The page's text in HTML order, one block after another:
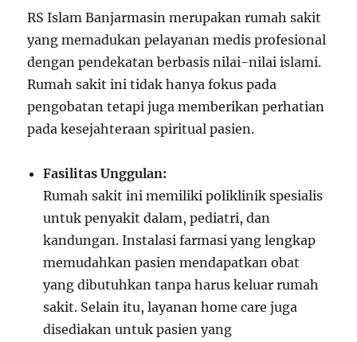
RS Islam Banjarmasin merupakan rumah sakit
yang memadukan pelayanan medis profesional
dengan pendekatan berbasis nilai-nilai islami.
Rumah sakit ini tidak hanya fokus pada
pengobatan tetapi juga memberikan perhatian
pada kesejahteraan spiritual pasien.
Fasilitas Unggulan:
Rumah sakit ini memiliki poliklinik spesialis
untuk penyakit dalam, pediatri, dan
kandungan. Instalasi farmasi yang lengkap
memudahkan pasien mendapatkan obat
yang dibutuhkan tanpa harus keluar rumah
sakit. Selain itu, layanan home care juga
disediakan untuk pasien yang